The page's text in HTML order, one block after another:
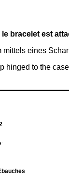
bracelet est
mittels eines
hinged to the case